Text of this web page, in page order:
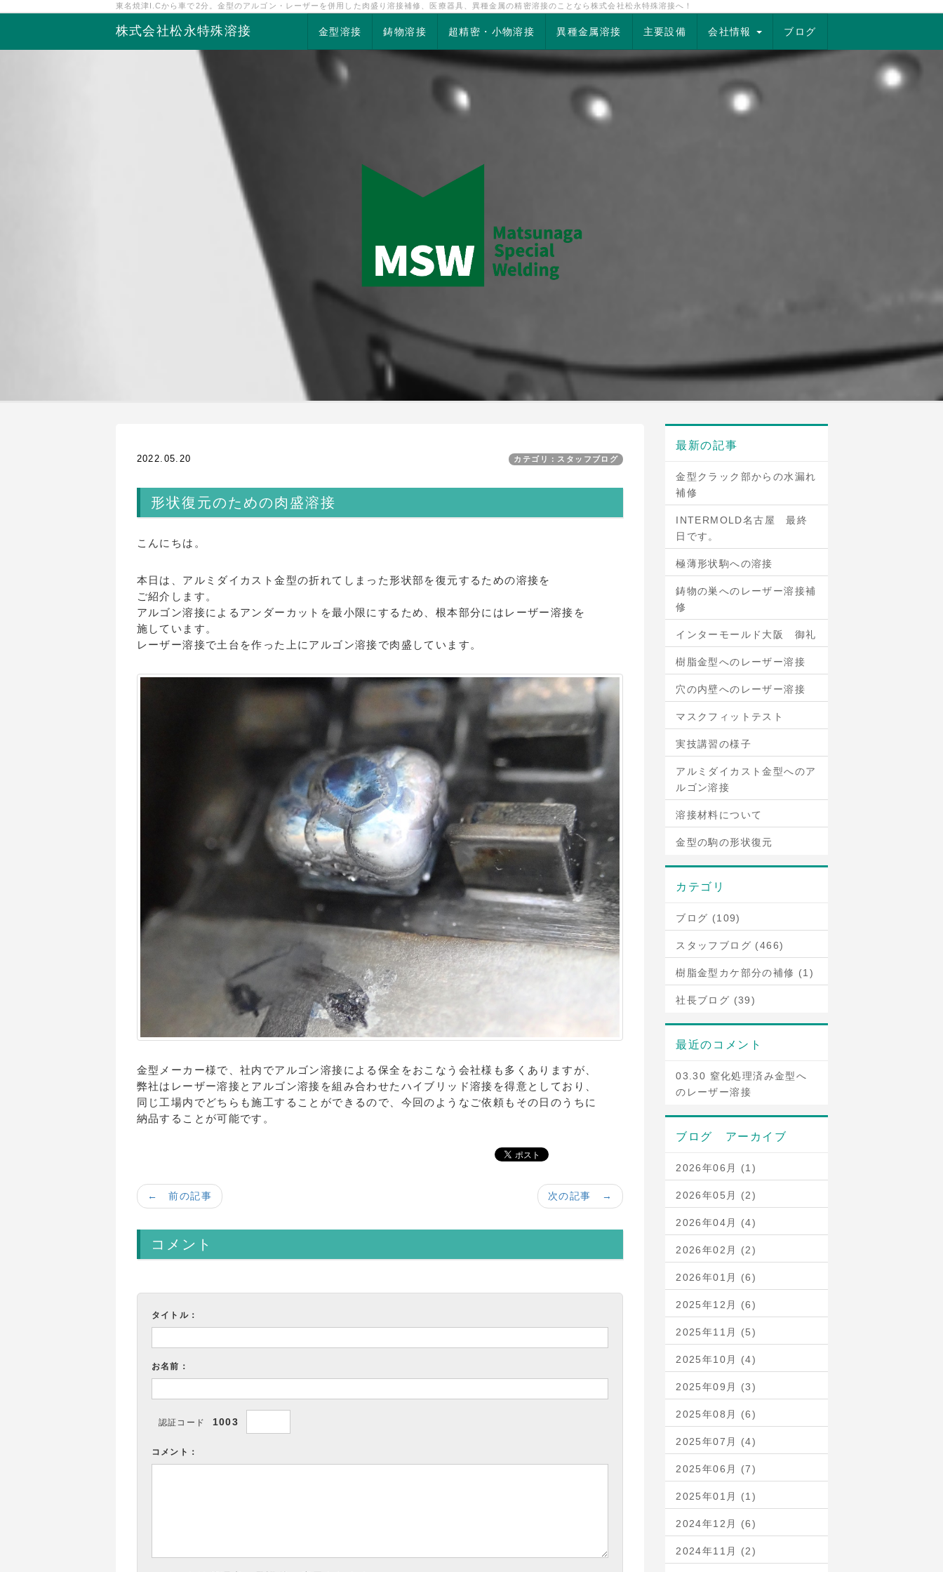
東名焼津I.Cから車で2分。金型のアルゴン・レーザーを併用した肉盛り溶接補修、医療器具、異種金属の精密溶接のことなら株式会社松永特殊溶接へ！
株式会社松永特殊溶接 金型溶接 鋳物溶接 超精密・小物溶接 異種金属溶接 主要設備 会社情報 ブログ
2022.05.20 カテゴリ：スタッフブログ
形状復元のための肉盛溶接
こんにちは。
本日は、アルミダイカスト金型の折れてしまった形状部を復元するための溶接を
ご紹介します。
アルゴン溶接によるアンダーカットを最小限にするため、根本部分にはレーザー溶接を
施しています。
レーザー溶接で土台を作った上にアルゴン溶接で肉盛しています。
金型メーカー様で、社内でアルゴン溶接による保全をおこなう会社様も多くありますが、
弊社はレーザー溶接とアルゴン溶接を組み合わせたハイブリッド溶接を得意としており、
同じ工場内でどちらも施工することができるので、今回のようなご依頼もその日のうちに
納品することが可能です。
次の記事 →
← 前の記事
コメント
タイトル：
お名前：
認証コード 1003
コメント：
最新の記事
金型クラック部からの水漏れ
補修
INTERMOLD名古屋 最終
日です。
極薄形状駒への溶接
鋳物の巣へのレーザー溶接補
修
インターモールド大阪 御礼
樹脂金型へのレーザー溶接
穴の内壁へのレーザー溶接
マスクフィットテスト
実技講習の様子
アルミダイカスト金型へのア
ルゴン溶接
溶接材料について
金型の駒の形状復元
カテゴリ
ブログ (109)
スタッフブログ (466)
樹脂金型カケ部分の補修 (1)
社長ブログ (39)
最近のコメント
03.30 窒化処理済み金型へ
のレーザー溶接
ブログ アーカイブ
2026年06月 (1)
2026年05月 (2)
2026年04月 (4)
2026年02月 (2)
2026年01月 (6)
2025年12月 (6)
2025年11月 (5)
2025年10月 (4)
2025年09月 (3)
2025年08月 (6)
2025年07月 (4)
2025年06月 (7)
2025年01月 (1)
2024年12月 (6)
2024年11月 (2)